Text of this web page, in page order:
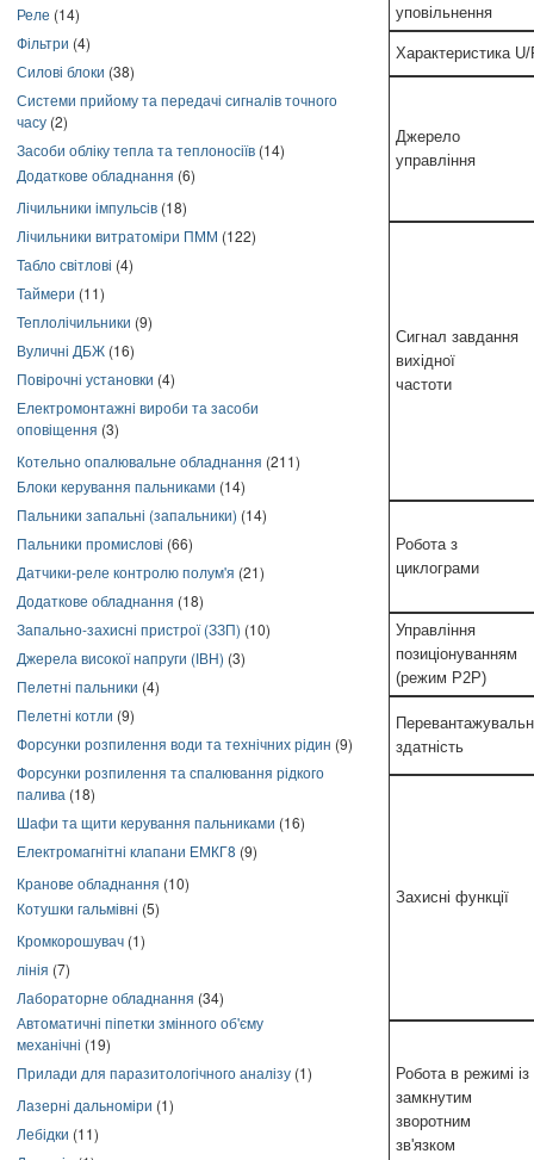
Реле (14)
Фільтри (4)
Силові блоки (38)
Системи прийому та передачі сигналів точного
часу (2)
Засоби обліку тепла та теплоносіїв (14)
Додаткове обладнання (6)
Лічильники імпульсів (18)
Лічильники витратоміри ПММ (122)
Табло світлові (4)
Таймери (11)
Теплолічильники (9)
Вуличні ДБЖ (16)
Повірочні установки (4)
Електромонтажні вироби та засоби
оповіщення (3)
Котельно опалювальне обладнання (211)
Блоки керування пальниками (14)
Пальники запальні (запальники) (14)
Пальники промислові (66)
Датчики-реле контролю полум'я (21)
Додаткове обладнання (18)
Запально-захисні пристрої (ЗЗП) (10)
Джерела високої напруги (ІВН) (3)
Пелетні пальники (4)
Пелетні котли (9)
Форсунки розпилення води та технічних рідин (9)
Форсунки розпилення та спалювання рідкого
палива (18)
Шафи та щити керування пальниками (16)
Електромагнітні клапани ЕМКГ8 (9)
Кранове обладнання (10)
Котушки гальмівні (5)
Кромкорошувач (1)
лінія (7)
Лабораторне обладнання (34)
Автоматичні піпетки змінного об'єму
механічні (19)
Прилади для паразитологічного аналізу (1)
Лазерні дальноміри (1)
Лебідки (11)
уповільнення
Характеристика U/
Джерело
управління
Сигнал завдання
вихідної
частоти
Робота з
циклограми
Управління
позиціонуванням
(режим P2P)
здатність
Захисні функції
Робота в режимі із
замкнутим
зворотним
зв'язком